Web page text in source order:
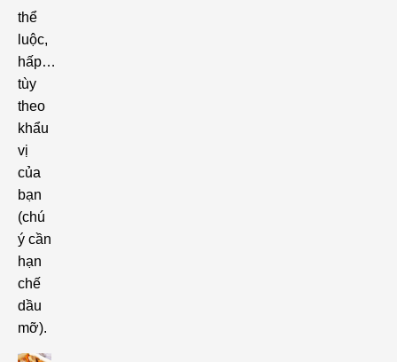
thể
luộc,
hấp…
tùy
theo
khẩu
vị
của
bạn
(chú
ý cần
hạn
chế
dầu
mỡ).